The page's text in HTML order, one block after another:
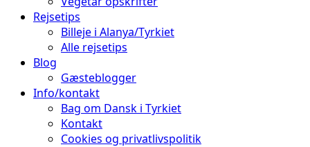
Rejsetips
Billeje i Alanya/Tyrkiet
Alle rejsetips
Blog
Gæsteblogger
Info/kontakt
Bag om Dansk i Tyrkiet
Kontakt
Cookies og privatlivspolitik